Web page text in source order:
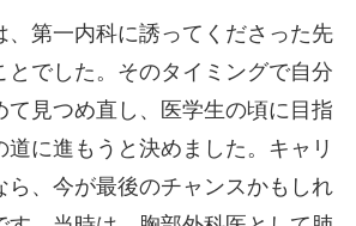
、第一内科に誘ってくださった先
とでした。そのタイミングで自分
て見つめ直し、医学生の頃に目指
道に進もうと決めました。キャリ
ら、今が最後のチャンスかもしれ